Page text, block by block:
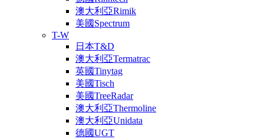
澳大利亞Rimik
美國Spectrum
T-W
日本T&D
澳大利亞Termatrac
英國Tinytag
美國Tisch
美國TreeRadar
澳大利亞Thermoline
澳大利亞Unidata
德國UGT